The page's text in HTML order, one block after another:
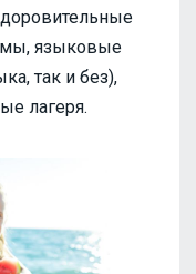
языковые
так и без),
лагеря.